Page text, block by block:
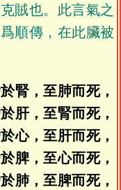
賊也。此言氣之
順傳，在此臟被
腎，至肺而死，
肝，至腎而死，
心，至肝而死，
脾，至心而死，
肺，至脾而死，